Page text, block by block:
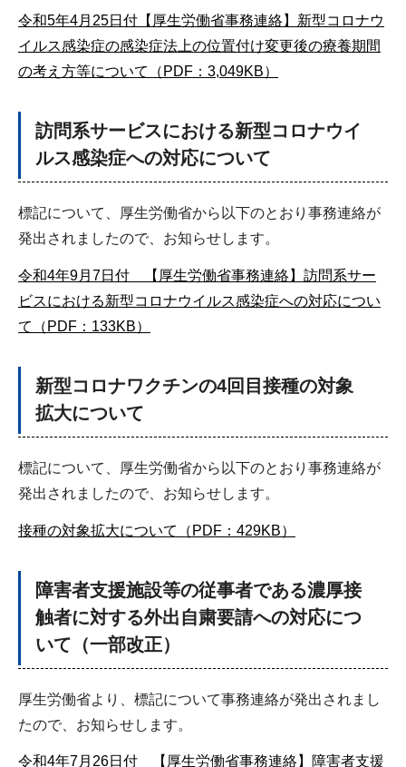
令和5年4月25日付【厚生労働省事務連絡】新型コロナウ
イルス感染症の感染症法上の位置付け変更後の療養期間
の考え方等について（PDF：3,049KB）
訪問系サービスにおける新型コロナウイ
ルス感染症への対応について
標記について、厚生労働省から以下のとおり事務連絡が
発出されましたので、お知らせします。
令和4年9月7日付 【厚生労働省事務連絡】訪問系サー
ビスにおける新型コロナウイルス感染症への対応につい
て（PDF：133KB）
新型コロナワクチンの4回目接種の対象
拡大について
標記について、厚生労働省から以下のとおり事務連絡が
発出されましたので、お知らせします。
接種の対象拡大について（PDF：429KB）
障害者支援施設等の従事者である濃厚接
触者に対する外出自粛要請への対応につ
いて（一部改正）
厚生労働省より、標記について事務連絡が発出されまし
たので、お知らせします。
令和4年7月26日付 【厚生労働省事務連絡】障害者支援